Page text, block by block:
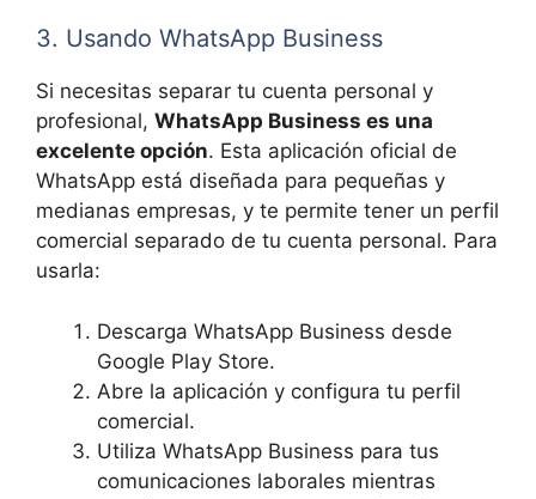
3. Usando WhatsApp Business
Si necesitas separar ⁢tu cuenta personal ⁤y
profesional, WhatsApp Business es una
excelente opción. Esta aplicación oficial de
WhatsApp está diseñada para pequeñas y
medianas empresas, ‍y te permite tener un perfil
comercial separado ⁣de​ tu ​cuenta personal. ​Para
usarla:
Descarga ‍WhatsApp Business desde ​
Google Play Store.
Abre la aplicación y configura tu perfil
comercial.
Utiliza ​WhatsApp Business para⁢ tus
comunicaciones laborales mientras